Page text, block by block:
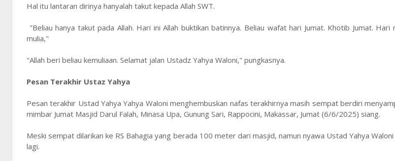
Hal itu lantaran dirinya hanyalah takut kepada Allah SWT.
"Beliau hanya takut pada Allah. Hari ini Allah buktikan batinnya. Beliau wafat hari Jumat. Khotib Jumat. Hari
mulia,"
"Allah beri beliau kemuliaan. Selamat jalan Ustadz Yahya Waloni," pungkasnya.
Pesan Terakhir Ustaz Yahya
Pesan terakhir Ustad Yahya Yahya Waloni menghembuskan nafas terakhirnya masih sempat berdiri
mimbar Jumat Masjid Darul Falah, Minasa Upa, Gunung Sari, Rappocini, Makassar, Jumat (6/6/2025) siang.
Meski sempat dilarikan ke RS Bahagia yang berada 100 meter dari masjid, namun nyawa Ustad Yahya
lagi.